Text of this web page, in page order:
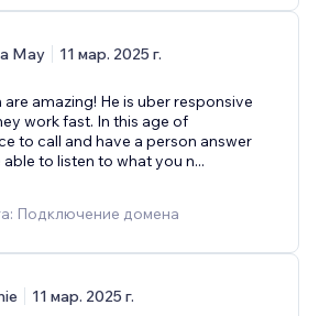
May 11 мар. 2025 г.
amazing! He is uber responsive
work fast. In this age of
to call and have a person answer
to listen to what you n...
Подключение домена
11 мар. 2025 г.